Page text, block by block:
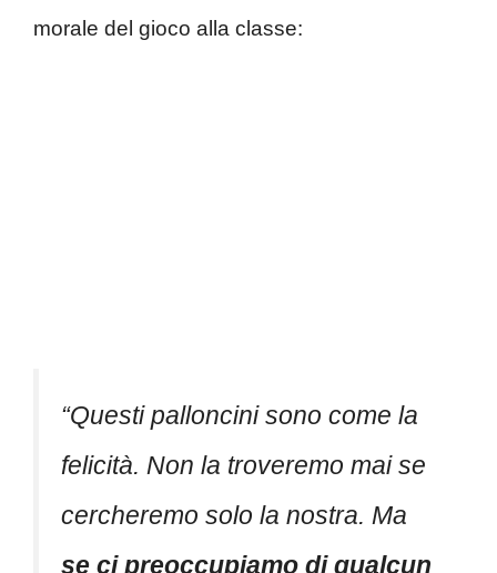
morale del gioco alla classe:
“Questi palloncini sono come la
felicità. Non la troveremo mai se
cercheremo solo la nostra. Ma
se ci preoccupiamo di qualcun